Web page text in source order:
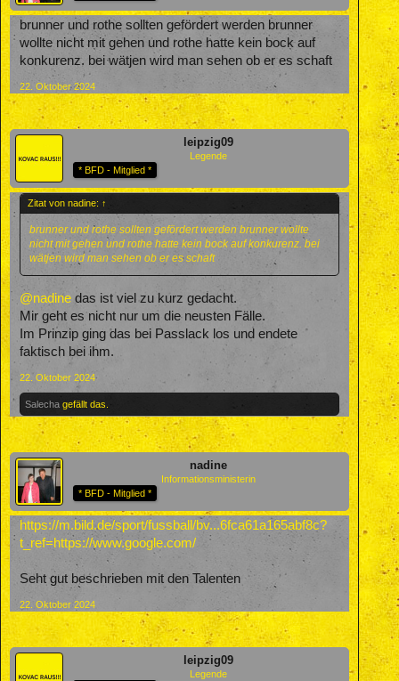
brunner und rothe sollten gefördert werden brunner
wollte nicht mit gehen und rothe hatte kein bock auf
konkurenz. bei wätjen wird man sehen ob er es schaft
22. Oktober 2024
leipzig09
Legende
* BFD - Mitglied *
Zitat von nadine: ↑
brunner und rothe sollten gefördert werden brunner wollte
nicht mit gehen und rothe hatte kein bock auf konkurenz. bei
wätjen wird man sehen ob er es schaft
@nadine das ist viel zu kurz gedacht.
Mir geht es nicht nur um die neusten Fälle.
Im Prinzip ging das bei Passlack los und endete
faktisch bei ihm.
22. Oktober 2024
Salecha gefällt das.
nadine
Informationsministerin
* BFD - Mitglied *
https://m.bild.de/sport/fussball/bv...6fca61a165abf8c?
t_ref=https://www.google.com/
Seht gut beschrieben mit den Talenten
22. Oktober 2024
leipzig09
Legende